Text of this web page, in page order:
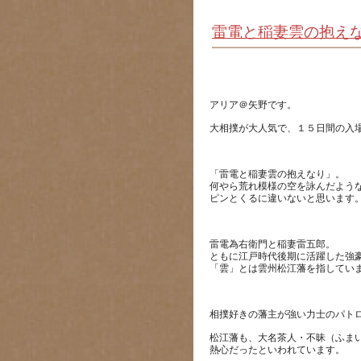
雷電と稲妻雲の抱え
「雷電と稲妻雲の抱えなり」。
何やら荒れ模様の空を詠んだよう
雷電為右衛門と稲妻雷五郎。
ともに江戸時代後期に活躍した強
松江藩も、大名茶人・不昧（ふま